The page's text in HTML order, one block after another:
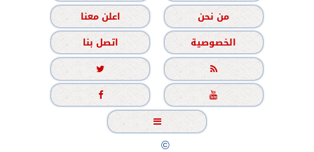
من نحن
اعلن معنا
الخصوصية
اتصل بنا





جميع الحقوق محفوظة©